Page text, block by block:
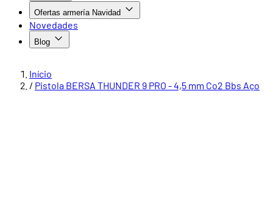
Ofertas armería Navidad
Novedades
Blog
Início
/ Pistola BERSA THUNDER 9 PRO - 4,5 mm Co2 Bbs Aço